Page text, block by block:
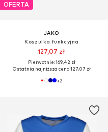
OFERTA
JAKO
Koszulka funkcyjna
127,07 zł
Pierwotnie: 169,42 zł
Ostatnia najniższa cena:127,07 zł
+2